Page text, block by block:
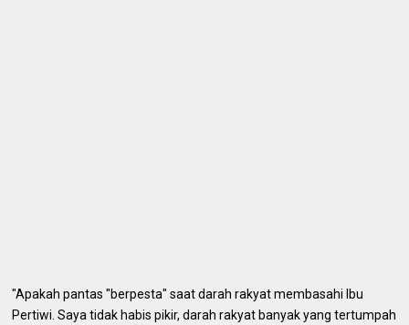
"Apakah pantas "berpesta" saat darah rakyat membasahi Ibu
Pertiwi. Saya tidak habis pikir, darah rakyat banyak yang tertumpah